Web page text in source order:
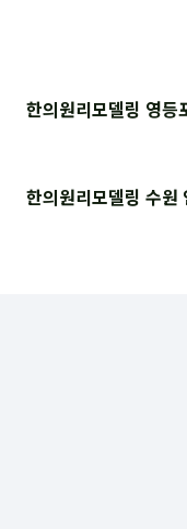
한의원리모델링 영등
한의원리모델링 수원